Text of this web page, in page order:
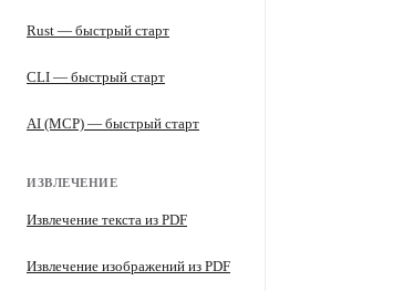
Rust — быстрый старт
CLI — быстрый старт
AI (MCP) — быстрый старт
ИЗВЛЕЧЕНИЕ
Извлечение текста из PDF
Извлечение изображений из PDF